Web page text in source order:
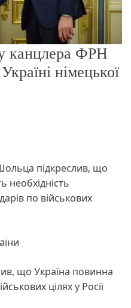
канцлера ФРН
німецької
підкреслив, що
необхідність
по військових
що Україна повинна
цілях у Росії